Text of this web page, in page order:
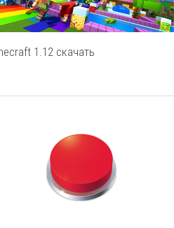
1.12 скачать